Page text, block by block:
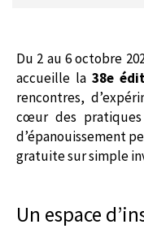
Du 2 au 6 octobre
accueille la 38e
rencontres,
cœur des
d’épanouissement
gratuite sur simple
Un espace